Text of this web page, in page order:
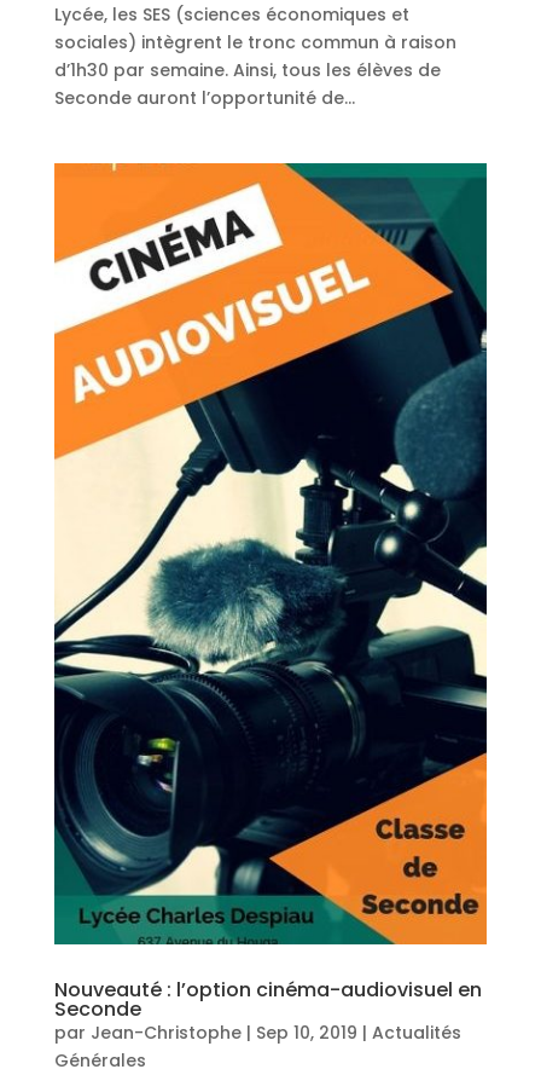
Lycée, les SES (sciences économiques et
sociales) intègrent le tronc commun à raison
d’1h30 par semaine. Ainsi, tous les élèves de
Seconde auront l’opportunité de...
Nouveauté : l’option cinéma-audiovisuel en
Seconde
par Jean-Christophe| Sep 10, 2019 | Actualités
Générales